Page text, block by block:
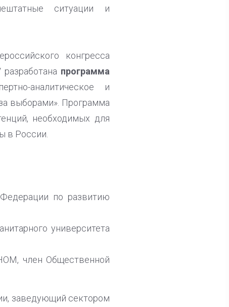
ситуации и
конгресса
программа
аналитическое и
выборами». Программа
необходимых для
в России.
по развитию
университета
член Общественной
заведующий сектором